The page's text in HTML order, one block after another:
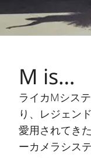
M is…
ライカMシス
り、レジェン
愛用されてき
ーカメラシス